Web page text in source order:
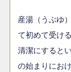
産湯（うぶゆ
て初めて受け
清潔にすると
の始まりにお